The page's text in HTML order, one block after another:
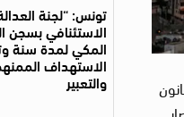
تونس: “لجنة
الاستئنافي
المكي لمدة سنة
الاستهداف
والتعبير